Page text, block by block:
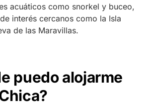
acuáticos como snorkel y buceo,
interés cercanos como la Isla
de las Maravillas.
puedo alojarme